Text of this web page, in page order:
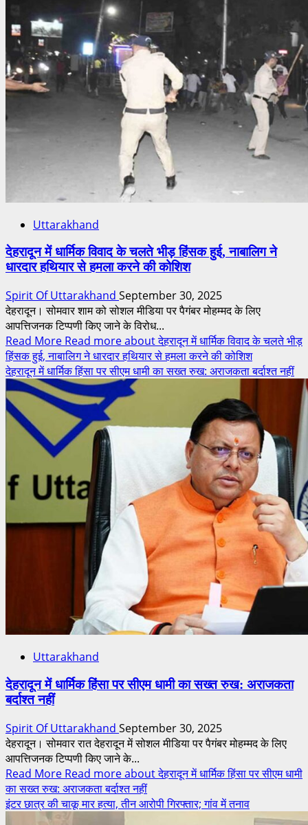
Uttarakhand
देहरादून में धार्मिक विवाद के चलते भीड़ हिंसक हुई, नाबालिग ने
धारदार हथियार से हमला करने की कोशिश
Spirit Of Uttarakhand September 30, 2025
देहरादून। सोमवार शाम को सोशल मीडिया पर पैगंबर मोहम्मद के लिए
आपत्तिजनक टिप्पणी किए जाने के विरोध...
Read More Read more about देहरादून में धार्मिक विवाद के चलते भीड़
हिंसक हुई, नाबालिग ने धारदार हथियार से हमला करने की कोशिश
देहरादून में धार्मिक हिंसा पर सीएम धामी का सख्त रुख: अराजकता बर्दाश्त नहीं
Uttarakhand
देहरादून में धार्मिक हिंसा पर सीएम धामी का सख्त रुख: अराजकता
बर्दाश्त नहीं
Spirit Of Uttarakhand September 30, 2025
देहरादून। सोमवार रात देहरादून में सोशल मीडिया पर पैगंबर मोहम्मद के लिए
आपत्तिजनक टिप्पणी किए जाने के...
Read More Read more about देहरादून में धार्मिक हिंसा पर सीएम धामी
का सख्त रुख: अराजकता बर्दाश्त नहीं
इंटर छात्र की चाकू मार हत्या, तीन आरोपी गिरफ्तार; गांव में तनाव